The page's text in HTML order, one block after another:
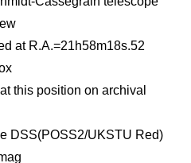
at R.A.=21h58m18s.52
this position on archival
DSS(POSS2/UKSTU Red)